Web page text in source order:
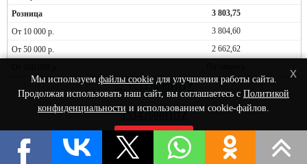
Мы используем файлы cookieдля улучшения работы сайта.
Продолжая использовать наш сайт, вы соглашаетесь с Политикой
конфиденциальности и использованием cookie-файлов.
Принять
x
3 803,75
3 804,60
2 662,62
35342600HDZ
DKC / ДКС 35342600HDZ Телескопическое расширение для
лотка 150х100 длина 600мм, горячеоцинкованное